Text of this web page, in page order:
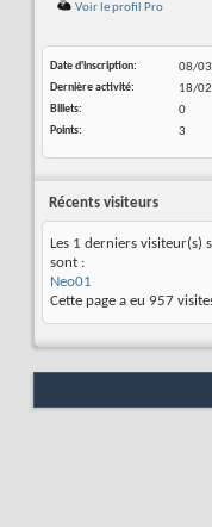
Voir le profil Pro
Date d'inscription
08/
Dernière activité
18/
Billets
0
Points
3
Récents visiteurs
Les 1 derniers visiteur(s)
sont :
Neo01
Cette page a eu 957